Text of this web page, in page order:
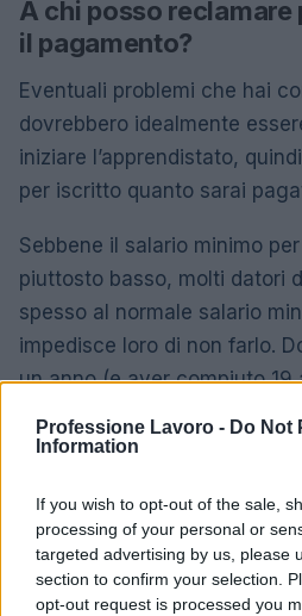
Professione Lavoro - Do Not
Information
If you wish to opt-out of the sale,
processing of your personal or
targeted advertising by us, please
section to confirm your selection.
opt-out request is processed you
A chi posso reclamare
il pagamento?
Eventuali problemi che hai
dovrebbero idealmente
iniziare l’apprendistato,
per iscritto quanto sarai
Sebbene il salario minimo
piuttosto basso, molti datori
spesso al normale salario
impedisce loro di non farlo.
un anno (e aver compiuto
tuoi stipendi siano cambiati
parla con il fornitore
Rifiutare di pagare di più è
puoi contattare HM Revenue
vieni pagato il salario